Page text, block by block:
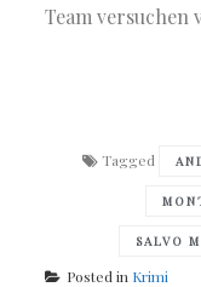
Team versuchen
Tagged
SALVO
Posted in Krimi